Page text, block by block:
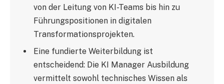
von der Leitung von KI-Teams bis hin zu
Führungspositionen in digitalen
Transformationsprojekten.
Eine fundierte Weiterbildung ist
entscheidend: Die KI Manager Ausbildung
vermittelt sowohl technisches Wissen als